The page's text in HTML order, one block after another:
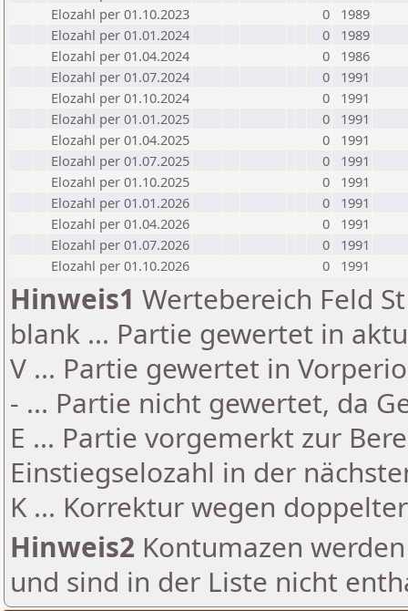
Elozahl per 01.10.2023
0
1989
Elozahl per 01.01.2024
0
1989
Elozahl per 01.04.2024
0
1986
Elozahl per 01.07.2024
0
1991
Elozahl per 01.10.2024
0
1991
Elozahl per 01.01.2025
0
1991
Elozahl per 01.04.2025
0
1991
Elozahl per 01.07.2025
0
1991
Elozahl per 01.10.2025
0
1991
Elozahl per 01.01.2026
0
1991
Elozahl per 01.04.2026
0
1991
Elozahl per 01.07.2026
0
1991
Elozahl per 01.10.2026
0 1991
Hinweis1 Wertebereich Feld
blank ... Partie gewertet in
V ... Partie gewertet in
- ... Partie nicht gewertet, da
E ... Partie vorgemerkt zur
Einstiegselozahl in der
K ... Korrektur wegen
Hinweis2 Kontumazen
und sind in der Liste nicht